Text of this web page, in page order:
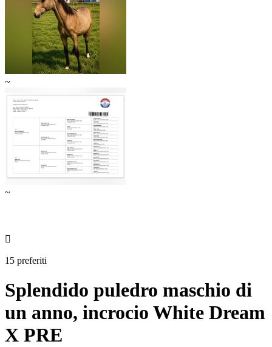
~
~

15 preferiti
Splendido puledro maschio di
un anno, incrocio White Dream
X PRE